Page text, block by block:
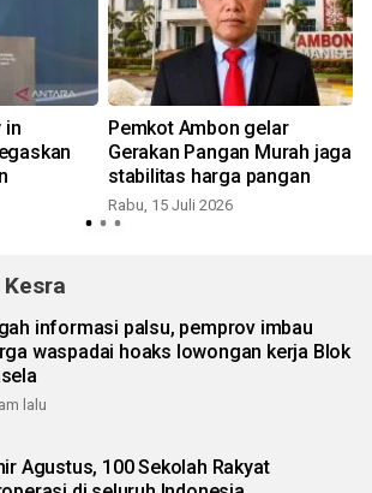
in
Pemkot Ambon gelar
Gerakan Pangan Murah jaga
stabilitas harga pangan
Rabu, 15 Juli 2026
informasi palsu, pemprov imbau
waspadai hoaks lowongan kerja Blok
lalu
Agustus, 100 Sekolah Rakyat